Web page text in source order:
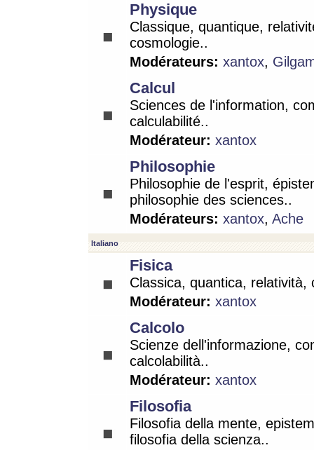
Physique
Classique, quantique,
cosmologie..
Modérateurs: xantox,
Calcul
Sciences de l'information,
calculabilité..
Modérateur: xantox
Philosophie
Philosophie de l'esprit,
philosophie des sciences..
Modérateurs: xantox, Ache
Italiano
Fisica
Classica, quantica, relatività,
Modérateur: xantox
Calcolo
Scienze dell'informazione,
calcolabilità..
Modérateur: xantox
Filosofia
Filosofia della mente,
filosofia della scienza..